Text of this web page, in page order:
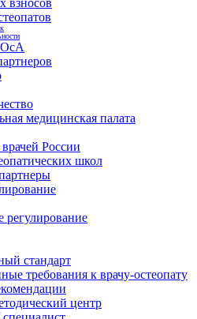
взносов
медицинская палата
России
школ
регулирование
стандарт
требования к врачу-остеопату
центр